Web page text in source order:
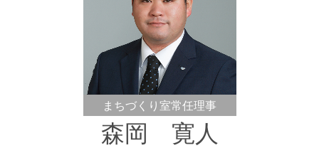
まちづくり室常任理事
森岡 寛人